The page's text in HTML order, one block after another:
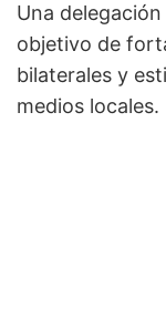
Una
objetivo de
bilaterales y
medios locales.